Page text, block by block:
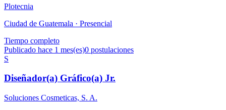
Plotecnia
Ciudad de Guatemala · Presencial
Tiempo completo
Publicado hace 1 mes(es)0 postulaciones
S
Diseñador(a) Gráfico(a) Jr.
Soluciones Cosmeticas, S. A.